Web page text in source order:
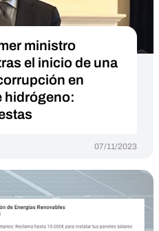
ministro
el inicio de una
en
hidrógeno:
07/11/2023